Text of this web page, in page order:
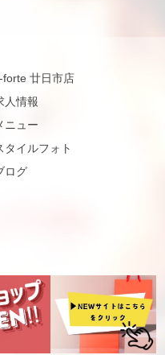
forte 廿日市店
人情報
ニュー
タイルフォト
ログ